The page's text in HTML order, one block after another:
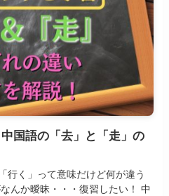
国語の「去」と「走」の
行く」って意味だけど何が違う
んか曖昧・・・復習したい！ 中